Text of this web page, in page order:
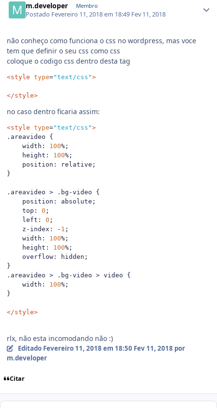
m.developer Membro
Postado Fevereiro 11, 2018 em 18:49 Fev 11, 2018
não conheço como funciona o css no wordpress, mas voce
tem que definir o seu css como css
coloque o codigo css dentro desta tag
<style type="text/css">
</style>
no caso dentro ficaria assim:
<style type="text/css">
. areavideo {
    width
: 100%;
    height
: 100%;
    position
: relative ;
}
. areavideo > . bg -video {
    position
: absolute ;
    top
: 0 ;
    left
: 0 ;
    z
- index : - 1 ;
    width
: 100%;
    height
: 100%;
    overflow
: hidden ;
}
. areavideo > . bg -video > video {
    width
: 100%;
}
</style>
rlx, não esta incomodando não :)
Editado Fevereiro 11, 2018 em 18:50 Fev 11, 2018 por
m.developer
Citar